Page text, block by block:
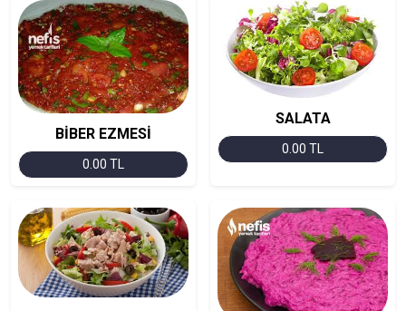
BİBER EZMESİ
0.00 TL
SALATA
0.00 TL